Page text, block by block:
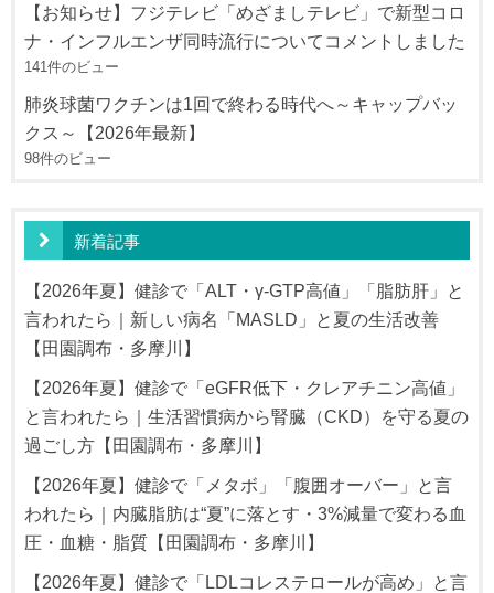
【お知らせ】フジテレビ「めざましテレビ」で新型コロ
ナ・インフルエンザ同時流行についてコメントしました
141件のビュー
肺炎球菌ワクチンは1回で終わる時代へ～キャップバッ
クス～【2026年最新】
98件のビュー
新着記事
【2026年夏】健診で「ALT・γ-GTP高値」「脂肪肝」と
言われたら｜新しい病名「MASLD」と夏の生活改善
【田園調布・多摩川】
【2026年夏】健診で「eGFR低下・クレアチニン高値」
と言われたら｜生活習慣病から腎臓（CKD）を守る夏の
過ごし方【田園調布・多摩川】
【2026年夏】健診で「メタボ」「腹囲オーバー」と言
われたら｜内臓脂肪は“夏”に落とす・3%減量で変わる血
圧・血糖・脂質【田園調布・多摩川】
【2026年夏】健診で「LDLコレステロールが高め」と言